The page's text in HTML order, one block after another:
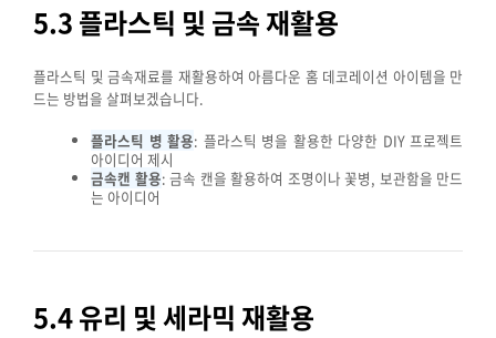
5.3 플라스틱 및 금속 재활용
플라스틱 및 금속재료를 재활용하여 아름다운 홈 데코레이션 아이템을 만
드는 방법을 살펴보겠습니다.
플라스틱 병 활용: 플라스틱 병을 활용한 다양한 DIY 프로젝트
아이디어 제시
금속캔 활용: 금속 캔을 활용하여 조명이나 꽃병, 보관함을 만드
는 아이디어
5.4 유리 및 세라믹 재활용